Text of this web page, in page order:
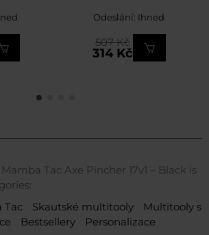
Odeslání: Ihned
314 Kč
507 Kč
Tac Axe Pincher 17v1 – Black is
Tac
Skautské multitooly
Multitooly s
Bestsellery Personalizace